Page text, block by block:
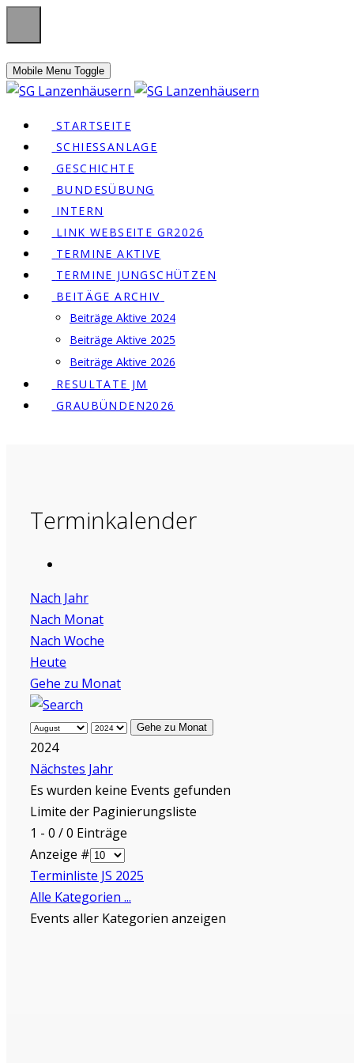
Mobile Menu Toggle
STARTSEITE
SCHIESSANLAGE
GESCHICHTE
BUNDESÜBUNG
INTERN
LINK WEBSEITE GR2026
TERMINE AKTIVE
TERMINE JUNGSCHÜTZEN
BEITÄGE ARCHIV
Beiträge Aktive 2024
Beiträge Aktive 2025
Beiträge Aktive 2026
RESULTATE JM
GRAUBÜNDEN2026
Terminkalender
Nach Jahr
Nach Monat
Nach Woche
Heute
Gehe zu Monat
Gehe zu Monat
2024
Nächstes Jahr
Es wurden keine Events gefunden
Limite der Paginierungsliste
1 - 0 / 0 Einträge
Anzeige #
Terminliste JS 2025
Alle Kategorien ...
Events aller Kategorien anzeigen